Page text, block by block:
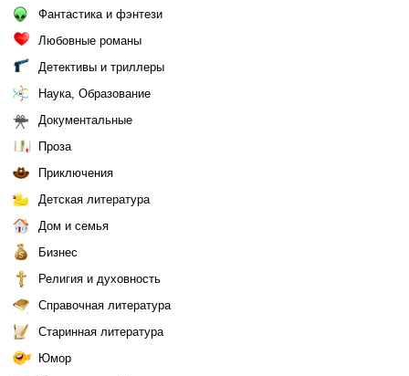
Фантастика и фэнтези
Любовные романы
Детективы и триллеры
Наука, Образование
Документальные
Проза
Приключения
Детская литература
Дом и семья
Бизнес
Религия и духовность
Справочная литература
Старинная литература
Юмор